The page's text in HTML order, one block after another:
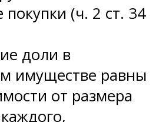
покупки (ч. 2 ст. 34
доли в
имуществе равны
от размера